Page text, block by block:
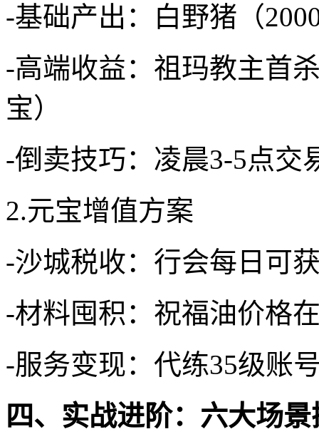
-基础产出：白野猪（
-高端收益：祖玛教主首
宝）
-倒卖技巧：凌晨3-5点交
2.元宝增值方案
-沙城税收：行会每日可
-材料囤积：祝福油价格
-服务变现：代练35级账
四、实战进阶：六大场